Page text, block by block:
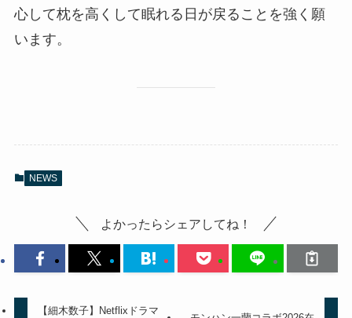
心して枕を高くして眠れる日が戻ることを強く願
います。
NEWS
よかったらシェアしてね！
【細木数子】Netflixドラマ